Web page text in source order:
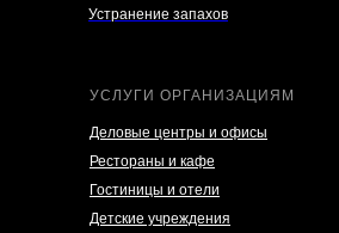
Устранение запахов
УСЛУГИ ОРГАНИЗАЦИЯМ
Деловые центры и офисы
Рестораны и кафе
Гостиницы и отели
Детские учреждения